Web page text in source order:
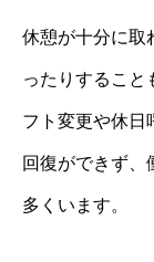
休憩が十分に取
ったりすること
フト変更や休日
回復ができず、
多くいます。